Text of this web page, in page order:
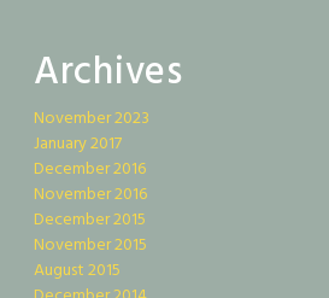
Archives
November 2023
January 2017
December 2016
November 2016
December 2015
November 2015
August 2015